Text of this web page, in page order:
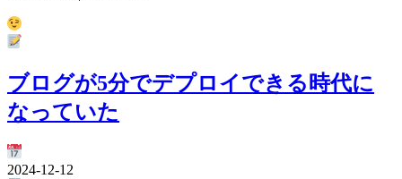
ブログが5分でデプロイできる時代に
なっていた
2024-12-12